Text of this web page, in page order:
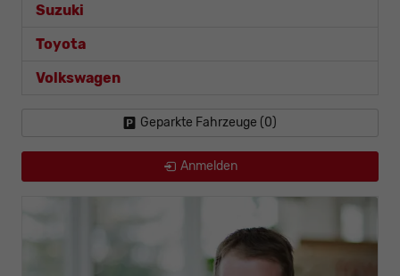
Suzuki
Toyota
Volkswagen
Geparkte Fahrzeuge (0)
Anmelden